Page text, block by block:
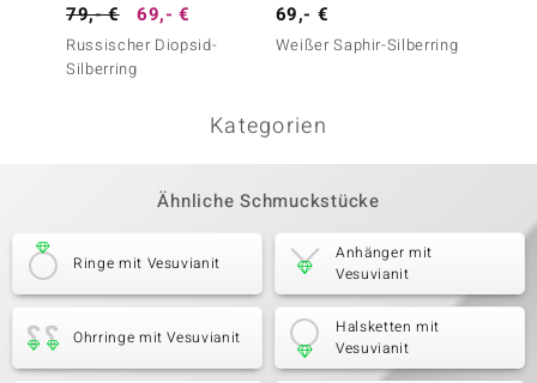
79,- € 69,- €
Russischer Diopsid-
Silberring
69,- €
Weißer Saphir-Silberring
Kategorien
Ähnliche Schmuckstücke
Ringe mit Vesuvianit
Anhänger mit
Vesuvianit
Ohrringe mit Vesuvianit
Halsketten mit
Vesuvianit